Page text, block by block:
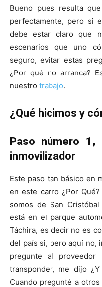
Bueno pues resulta
perfectamente, pero si
debe estar claro que
escenarios que uno
seguro, evitar estas
¿Por qué no arranca?
nuestro trabajo.
¿Qué hicimos y
Paso número 1,
inmovilizador
Este paso tan básico en
en este carro ¿Por
somos de San
está en el parque
Táchira, es decir no es
del país si, pero aquí no,
pregunte al
transponder, me dijo
Cuando pregunté a